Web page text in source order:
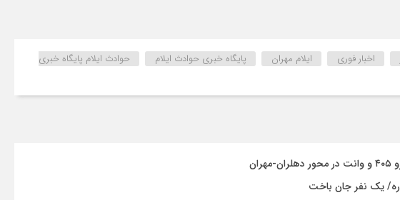
اخبار فوری ایلام مهران پایگاه خبری حوادث ایلام
حوادث ایلام پایگاه خبری